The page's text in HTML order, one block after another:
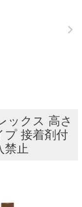
ックス 高さ
プ 接着剤付
禁止